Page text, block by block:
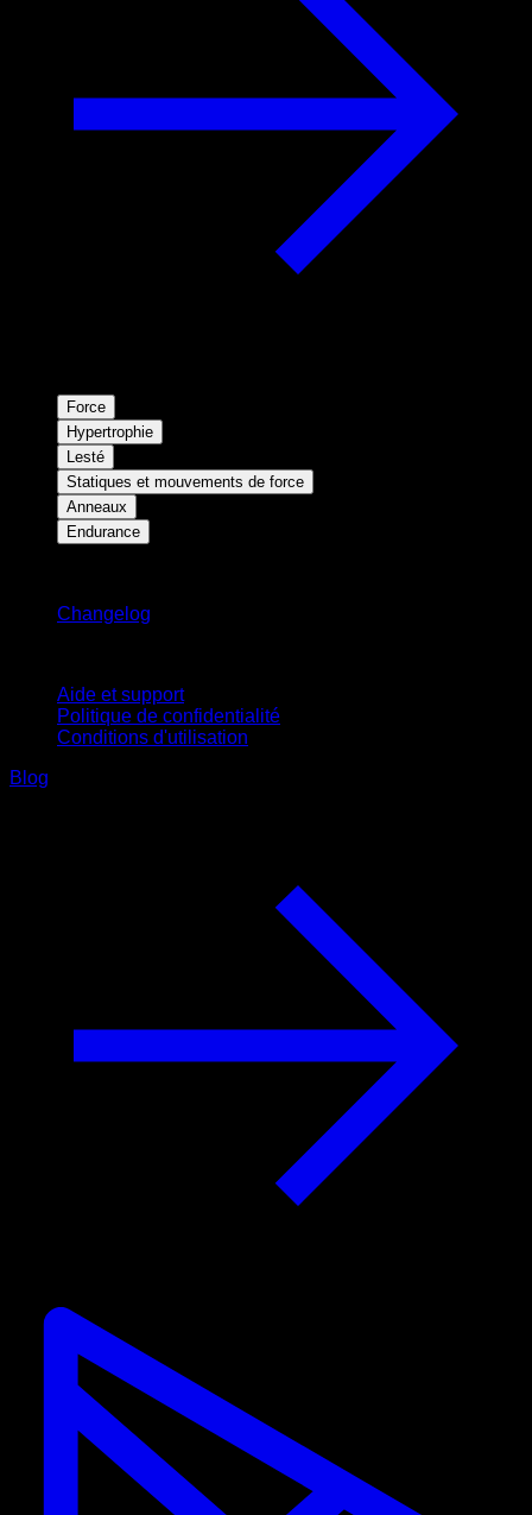
Force
Hypertrophie
Lesté
Statiques et mouvements de force
Anneaux
Endurance
Changelog
Aide et support
Politique de confidentialité
Conditions d'utilisation
Blog